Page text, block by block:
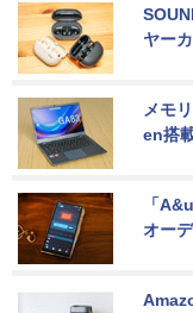
ヤー
メモ
en搭
「
オー